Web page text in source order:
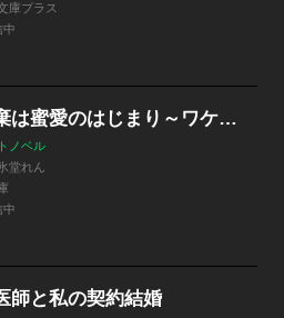
庫プラス
中
婚約破棄は蜜愛のはじまり～ワケあり公爵と純真令嬢～
ノベル
堂れん
中
師と私の契約結婚